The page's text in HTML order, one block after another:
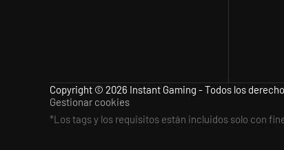
Copyright © 2026 Instant Gaming - Todos los
Gestionar cookies
*Los tags y los requisitos están incluidos solo con